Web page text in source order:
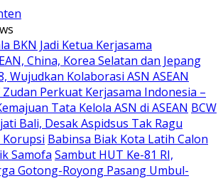
BKN Jadi Ketua Kerjasama
China, Korea Selatan dan Jepang
Wujudkan Kolaborasi ASN ASEAN
Perkuat Kerjasama Indonesia –
Tata Kelola ASN di ASEAN BCW
Bali, Desak Aspidsus Tak Ragu
Babinsa Biak Kota Latih Calon
Samofa Sambut HUT Ke-81 RI,
Gotong-Royong Pasang Umbul-